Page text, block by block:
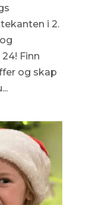
i 2.
Finn
og skap